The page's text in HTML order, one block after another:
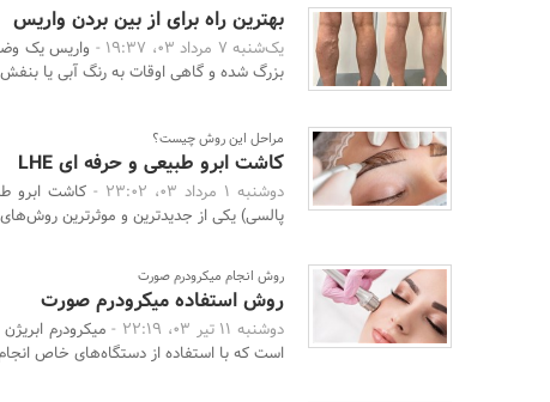
بهترین راه برای از بین بردن واریس
یک‌شنبه 7 مرداد 03، 19:37 -
واریس یک
بزرگ شده و گاهی اوقات به رنگ آبی یا بنفش
مراحل این روش چیست؟
کاشت ابرو طبیعی و حرفه ای LHE
دوشنبه 1 مرداد 03، 23:02 -
پالسی) یکی از جدیدترین و موثرترین
روش انجام میکرودرم صورت
روش استفاده میکرودرم صورت
دوشنبه 11 تیر 03، 22:19 -
میکرودرم
است که با استفاده از دستگاه‌های خاص